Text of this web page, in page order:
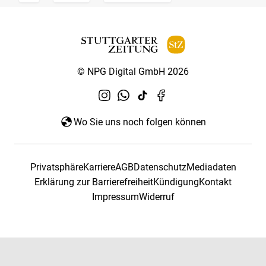
© NPG Digital GmbH 2026
Wo Sie uns noch folgen können
PrivatsphäreKarriereAGBDatenschutzMediadaten
Erklärung zur BarrierefreiheitKündigungKontakt
ImpressumWiderruf